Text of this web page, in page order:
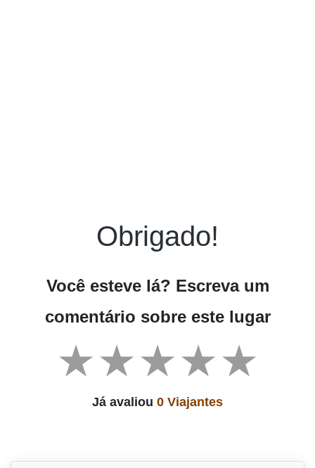
Obrigado!
Você esteve lá? Escreva um
comentário sobre este lugar
Já avaliou 0 Viajantes